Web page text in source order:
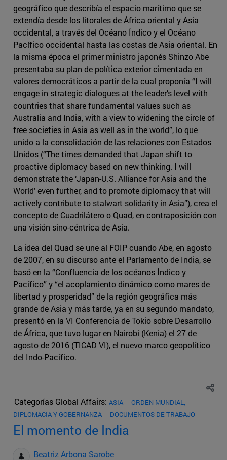
geográfico que describía el espacio marítimo que se
extendía desde los litorales de África oriental y Asia
occidental, a través del Océano Índico y el Océano
Pacífico occidental hasta las costas de Asia oriental. En
la misma época el primer ministro japonés Shinzo Abe
presentaba su plan de política exterior cimentada en
valores democráticos a partir de la cual proponía “I will
engage in strategic dialogues at the leader’s level with
countries that share fundamental values such as
Australia and India, with a view to widening the circle of
free societies in Asia as well as in the world”, lo que
unido a la consolidación de las relaciones con Estados
Unidos (“The times demanded that Japan shift to
proactive diplomacy based on new thinking. I will
demonstrate the ‘Japan-U.S. Alliance for Asia and the
World’ even further, and to promote diplomacy that will
actively contribute to stalwart solidarity in Asia”), crea el
concepto de Cuadrilátero o Quad, en contraposición con
una visión sino-céntrica de Asia.
La idea del Quad se une al FOIP cuando Abe, en agosto
de 2007, en su discurso ante el Parlamento de India, se
basó en la “Confluencia de los océanos Índico y
Pacífico” y “el acoplamiento dinámico como mares de
libertad y prosperidad” de la región geográfica más
grande de Asia y más tarde, ya en su segundo mandato,
presentó en la VI Conferencia de Tokio sobre Desarrollo
de África, que tuvo lugar en Nairobi (Kenia) el 27 de
agosto de 2016 (TICAD VI), el nuevo marco geopolítico
del Indo-Pacífico.
Categorías Global Affairs: ASIA
ORDEN MUNDIAL,
DIPLOMACIA Y GOBERNANZA
DOCUMENTOS DE TRABAJO
El momento de India
Beatriz Arbona Sarobe